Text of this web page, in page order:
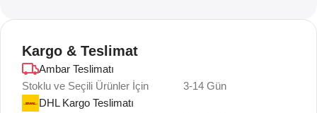
Kargo & Teslimat
Ambar Teslimatı
Stoklu ve Seçili Ürünler İçin
3-14 Gün
DHL Kargo Teslimatı